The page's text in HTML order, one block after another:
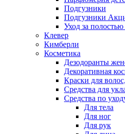
Подгузники
Подгузники
Уход за полостью
Клевер
Кимберли
Косметика
Дезодоранты
Декоративная
Краски для
Средства для
Средства по
Для тела
Для ног
Для рук